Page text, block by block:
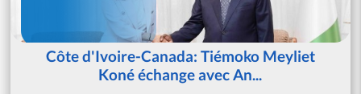
Côte d'Ivoire-Canada: Tiémoko Meyliet
Koné échange avec An...